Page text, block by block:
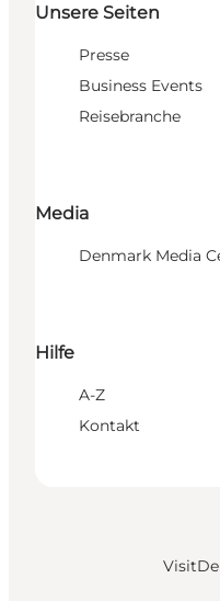
Unsere Seiten
Presse
Business Events
Reisebranche
Media
Denmark Media
Hilfe
A-Z
Kontakt